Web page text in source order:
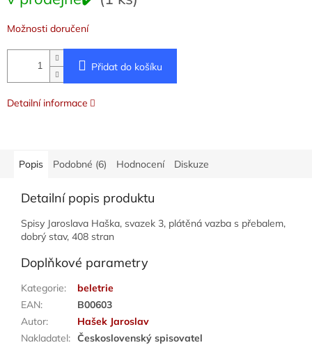
Možnosti doručení
Přidat do košíku
Detailní informace
Popis Podobné (6) Hodnocení Diskuze
Detailní popis produktu
Spisy Jaroslava Haška, svazek 3, plátěná vazba s přebalem,
dobrý stav, 408 stran
Doplňkové parametry
Kategorie:
beletrie
EAN:
B00603
Autor:
Hašek Jaroslav
Nakladatel: Československý spisovatel